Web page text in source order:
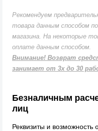
Рекомендуем
товара данным способом
магазина. На некоторые
оплате данным способом.
Внимание! Возврат
занимает от 3х до 30
Безналичным
лиц
Реквизиты и возможность